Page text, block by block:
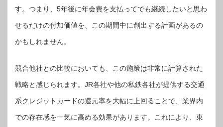
す。つまり、5年後に年会費を支払ってでも継続したいと思わ
せるだけの付加価値を、この期間中に創出する計画があるの
かもしれません。
競合他社との比較においても、この施策は非常に計算された
戦略と感じられます。JR各社や他の私鉄各社が提供する交通
系クレジットカードの還元率を大幅に上回ることで、業界内
での存在感を一気に高める効果があります。これにより、東